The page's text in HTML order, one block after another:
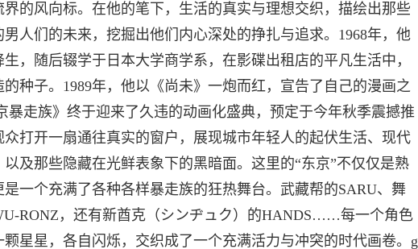
的风向标。在他的笔下，生活的真实与理想交织，描绘出那些
人们的未来，挖掘出他们内心深处的挣扎与追求。1968年，他
，随后辍学于日本大学商学系，在影碟出租店的平凡生活中，
种子。1989年，他以《尚未》一炮而红，宣告了自己的漫画之
暴走族》终于迎来了久违的动画化盛典，预定于今年秋季震撼推
众打开一扇通往真实的窗户，展现城市年轻人的起伏生活、现代
及那些隐藏在光鲜表象下的黑暗面。这里的“东京”不仅仅是熟
一个充满了各种各样暴走族的狂热舞台。武藏帮的SARU、舞
RONZ，还有新酋克（シンヂュク）的HANDS……每一个角色
星星，各自闪烁，交织成了一个充满活力与冲突的时代画卷。g